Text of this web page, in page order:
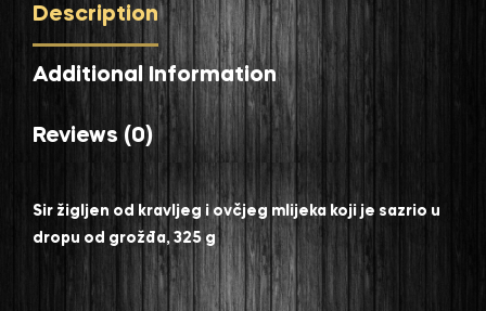
Description
Additional Information
Reviews (0)
Sir žigljen od kravljeg i ovčjeg mlijeka koji je sazrio u
dropu od grožđa, 325 g